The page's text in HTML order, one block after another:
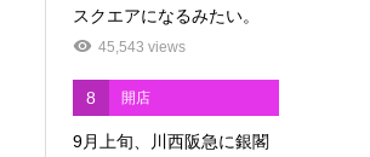
スクエアになるみたい。
45,543 views
8 開店
9月上旬、川西阪急に銀閣